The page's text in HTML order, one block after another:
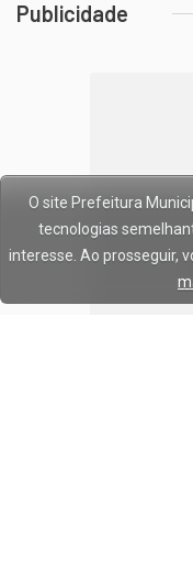
Publicidade
O site Prefeitura
tecnologias
interesse. Ao prosseguir,